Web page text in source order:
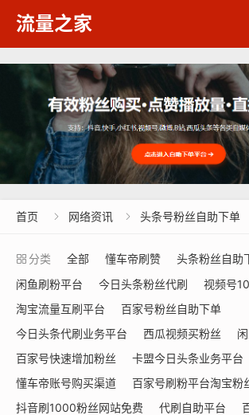
流量之家
首页  网络资讯  头条号粉丝自助下单
分类 全部 懂车帝刷赞
头条粉丝自助
闲鱼刷粉平台
今日头条粉丝代刷
视频号
淘宝流量互刷平台
百家号粉丝自助下单
今日头条代刷业务平台
西瓜视频买粉丝
百家号快速增加粉丝
卡盟今日头条业务平台
懂车帝账号购买渠道
百家号刷粉平台淘宝粉
抖音刷1000粉丝网站免费
代刷自助平台